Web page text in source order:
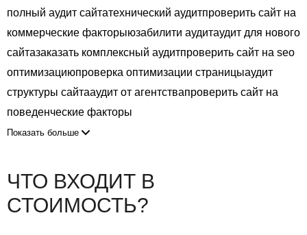
полный аудит сайтатехнический аудитпроверить сайт на
коммерческие факторыюзабилити аудитаудит для нового
сайтазаказать комплексный аудитпроверить сайт на seo
оптимизациюпроверка оптимизации страницыаудит
структуры сайтааудит от агентствапроверить сайт на
поведенческие факторы
Показать больше
ЧТО ВХОДИТ В
СТОИМОСТЬ?